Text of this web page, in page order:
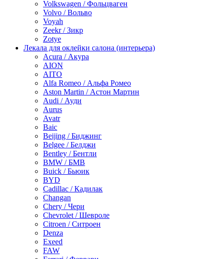
Volkswagen / Фольцваген
Volvo / Вольво
Voyah
Zeekr / Зикр
Zotye
Лекала для оклейки салона (интерьера)
Acura / Акура
AION
AITO
Alfa Romeo / Альфа Ромео
Aston Martin / Астон Мартин
Audi / Ауди
Aurus
Avatr
Baic
Beijing / Биджинг
Belgee / Белджи
Bentley / Бентли
BMW / БМВ
Buick / Бьюик
BYD
Cadillac / Кадилак
Changan
Chery / Чери
Chevrolet / Шевроле
Citroen / Ситроен
Denza
Exeed
FAW